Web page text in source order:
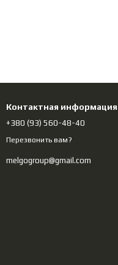
Контактная информация
+380 (93) 560-48-40
Перезвонить вам?
melgogroup@gmail.com